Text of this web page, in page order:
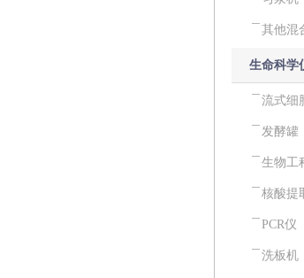
其他混
生命科学
流式细
发酵罐
生物工
核酸提
PCR仪
洗板机